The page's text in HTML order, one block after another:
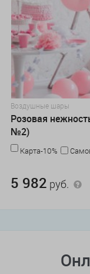
Воздушные шары
Розовая
№2)
Карта-10%
5 982 руб.